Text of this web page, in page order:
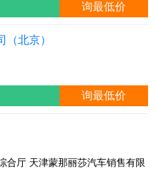
询最低价
北京）
询最低价
合厅 天津蒙那丽莎汽车销售有限